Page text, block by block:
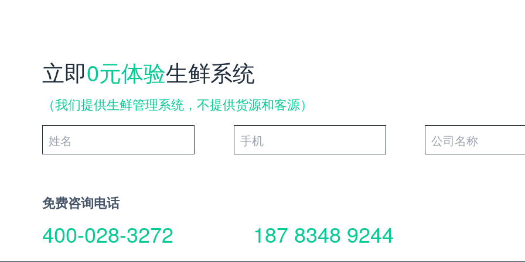
立即0元体验生鲜系统
（我们提供生鲜管理系统，不提供货源和客源）
免费咨询电话
400-028-3272 187 8348 9244